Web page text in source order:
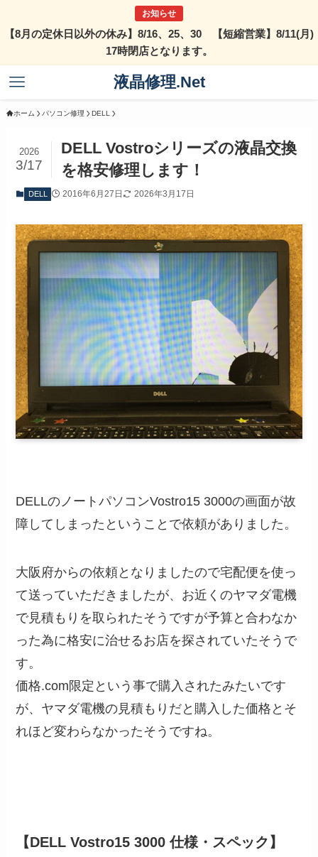
【8月の定休日以外の休み】8/16、25、30 【短縮営業】8/11(月)
17時閉店となります。
液晶修理.Net
ホーム パソコン修理 DELL
DELL Vostroシリーズの液晶交換
を格安修理します！
2026
3/17
DELL 2016年6月27日 2026年3月17日
DELLのノートパソコンVostro15 3000の画面が故
障してしまったということで依頼がありました。
大阪府からの依頼となりましたので宅配便を使っ
て送っていただきましたが、お近くのヤマダ電機
で見積もりを取られたそうですが予算と合わなか
った為に格安に治せるお店を探されていたそうで
す。
価格.com限定という事で購入されたみたいです
が、ヤマダ電機の見積もりだと購入した価格とそ
れほど変わらなかったそうですね。
【DELL Vostro15 3000 仕様・スペック】